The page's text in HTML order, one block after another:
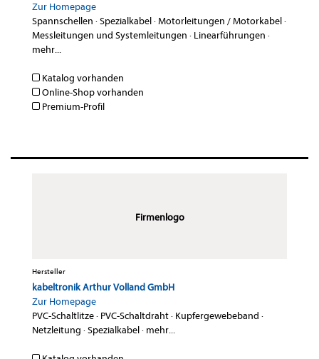
Zur Homepage
Spannschellen ·Spezialkabel·Motorleitungen / Motorkabel·
Messleitungen und Systemleitungen · Linearführungen ·
mehr...
Katalog vorhanden
Online-Shop vorhanden
Premium-Profil
Firmenlogo
Hersteller
kabeltronik Arthur Volland GmbH
Zur Homepage
PVC-Schaltlitze· PVC-Schaltdraht· Kupfergewebeband ·
Netzleitung ·Spezialkabel· mehr...